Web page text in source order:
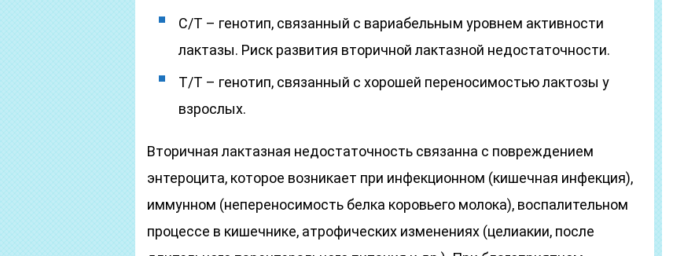
С/Т – генотип, связанный с вариабельным уровнем активности
лактазы. Риск развития вторичной лактазной недостаточности.
Т/Т – генотип, связанный с хорошей переносимостью лактозы у
взрослых.
Вторичная лактазная недостаточность связанна с повреждением
энтероцита, которое возникает при инфекционном (кишечная инфекция),
иммунном (непереносимость белка коровьего молока), воспалительном
процессе в кишечнике, атрофических изменениях (целиакии, после